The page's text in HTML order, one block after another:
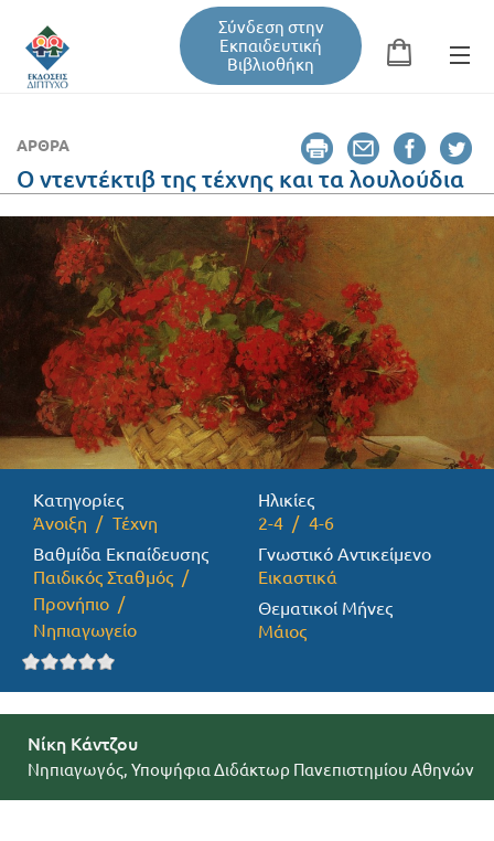
Σύνδεση στην
Εκπαιδευτική
Βιβλιοθήκη
Φόρμα αναζήτησης
Εκπαιδευτική Βιβλιοθήκη
Σεμινάρια / Συνέδρια
Τεύχη Περιοδικών
Προσφορές
ΆΡΘΡΑ
Ο ντεντέκτιβ της τέχνης και τα λουλούδια
Κατηγορίες
Άνοιξη
Τέχνη
Ηλικίες
2-4
4-6
Βαθμίδα Εκπαίδευσης
Παιδικός Σταθμός
Προνήπιο
Νηπιαγωγείο
Γνωστικό Αντικείμενο
Εικαστικά
Θεματικοί Μήνες
Μάιος
Νίκη Κάντζου
Νηπιαγωγός, Υποψήφια Διδάκτωρ Πανεπιστημίου Αθηνών